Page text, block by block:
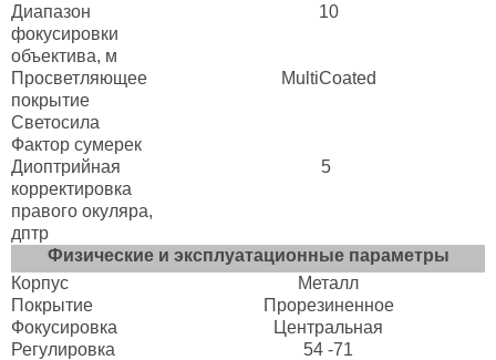
Диапазон
фокусировки
объектива, м
10
Просветляющее
покрытие
MultiCoated
Светосила
Фактор сумерек
Диоптрийная
корректировка
правого окуляра,
дптр
5
Физические и эксплуатационные параметры
Корпус
Металл
Покрытие
Прорезиненное
Фокусировка
Центральная
Регулировка
54 -71